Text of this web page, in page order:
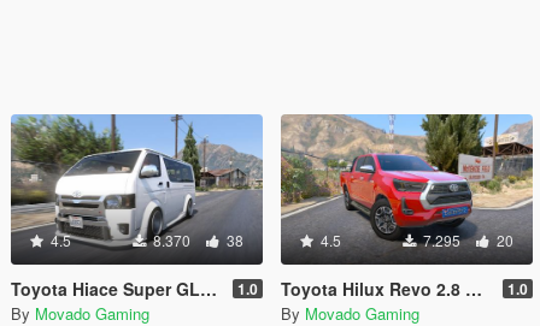
4.5 8.370 38
Toyota Hiace Super GL GR Sport [Add-On] 1.0
By Movado Gaming
4.5 7.295 20
Toyota Hilux Revo 2.8 Cruisetronic [Add-On] 1.0
By Movado Gaming